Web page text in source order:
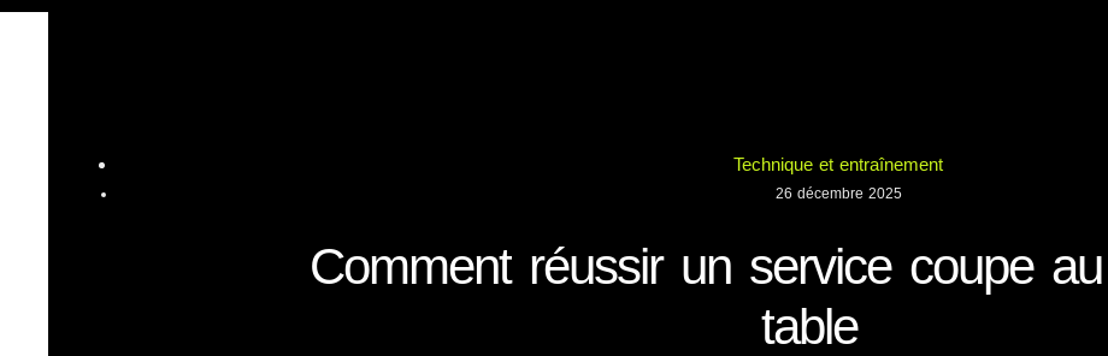
Technique et entraînement
26 décembre 2025
Comment réussir un service coupe
table